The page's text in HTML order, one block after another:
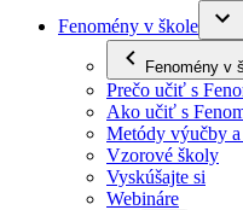
Fenomény v škole
Fenomény v
Prečo učiť s
Ako učiť s
Metódy výučby
Vzorové školy
Vyskúšajte si
Webináre